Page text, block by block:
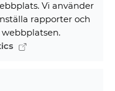
Vi använder
rapporter och